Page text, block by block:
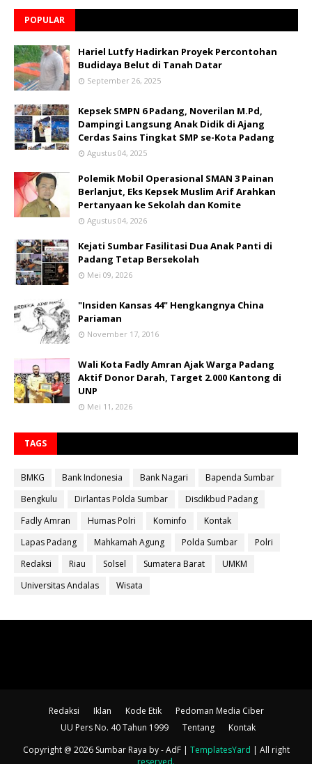
POPULAR
Hariel Lutfy Hadirkan Proyek Percontohan
Budidaya Belut di Tanah Datar
September 26, 2025
Kepsek SMPN 6 Padang, Noverilan M.Pd,
Dampingi Langsung Anak Didik di Ajang
Cerdas Sains Tingkat SMP se-Kota Padang
Agustus 04, 2025
Polemik Mobil Operasional SMAN 3 Painan
Berlanjut, Eks Kepsek Muslim Arif Arahkan
Pertanyaan ke Sekolah dan Komite
Agustus 04, 2026
Kejati Sumbar Fasilitasi Dua Anak Panti di
Padang Tetap Bersekolah
Mei 09, 2026
"Insiden Kansas 44" Hengkangnya China
Pariaman
November 17, 2016
Wali Kota Fadly Amran Ajak Warga Padang
Aktif Donor Darah, Target 2.000 Kantong di
UNP
Mei 11, 2026
TAGS
BMKG Bank Indonesia Bank Nagari
Bapenda Sumbar
Bengkulu
Dirlantas Polda Sumbar
Disdikbud Padang
Fadly Amran
Humas Polri Kominfo
Kontak
Lapas Padang
Mahkamah Agung Polda Sumbar
Polri
Redaksi
Riau Solsel Sumatera Barat
UMKM
Universitas Andalas
Wisata
Redaksi Iklan Kode Etik
Pedoman Media Ciber
UU Pers No. 40 Tahun 1999
Tentang
Kontak
Copyright @ 2026 Sumbar Raya by - AdF | TemplatesYard | All right